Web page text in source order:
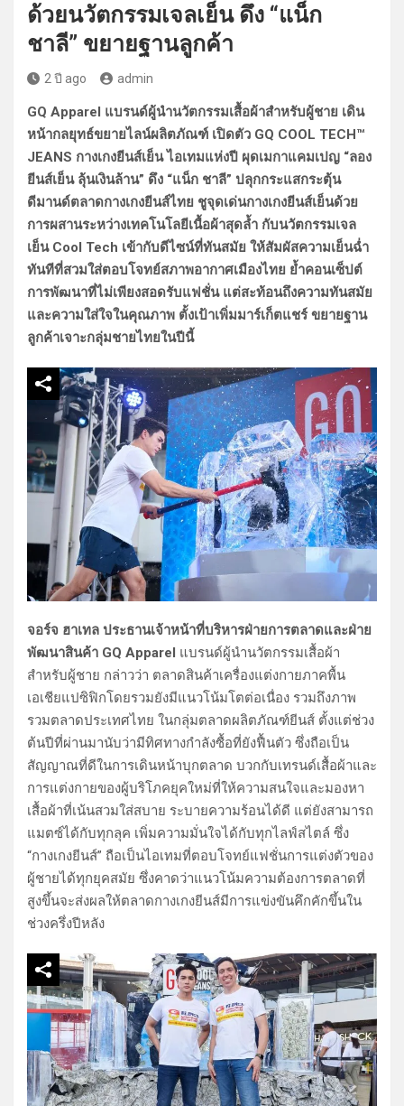
ด้วยนวัตกรรมเจลเย็น ดึง “แน็ก
ชาลี” ขยายฐานลูกค้า
2 ปี ago admin
GQ Apparel แบรนด์ผู้นำนวัตกรรมเสื้อผ้าสำหรับผู้ชาย เดิน
หน้ากลยุทธ์ขยายไลน์ผลิตภัณฑ์ เปิดตัว GQ COOL TECH™
JEANS กางเกงยีนส์เย็น ไอเทมแห่งปี ผุดเมกาแคมเปญ “ลอง
ยีนส์เย็น ลุ้นเงินล้าน” ดึง “แน็ก ชาลี” ปลุกกระแสกระตุ้น
ดีมานด์ตลาดกางเกงยีนส์ไทย ชูจุดเด่นกางเกงยีนส์เย็นด้วย
การผสานระหว่างเทคโนโลยีเนื้อผ้าสุดล้ำ กับนวัตกรรมเจล
เย็น Cool Tech เข้ากับดีไซน์ที่ทันสมัย ให้สัมผัสความเย็นฉ่ำ
ทันทีที่สวมใส่ตอบโจทย์สภาพอากาศเมืองไทย ย้ำคอนเซ็ปต์
การพัฒนาที่ไม่เพียงสอดรับแฟชั่น แต่สะท้อนถึงความทันสมัย
และความใส่ใจในคุณภาพ ตั้งเป้าเพิ่มมาร์เก็ตแชร์ ขยายฐาน
ลูกค้าเจาะกลุ่มชายไทยในปีนี้
จอร์จ ฮาเทล ประธานเจ้าหน้าที่บริหารฝ่ายการตลาดและฝ่าย
พัฒนาสินค้า GQ Apparel แบรนด์ผู้นำนวัตกรรมเสื้อผ้า
สำหรับผู้ชาย กล่าวว่า ตลาดสินค้าเครื่องแต่งกายภาคพื้น
เอเชียแปซิฟิกโดยรวมยังมีแนวโน้มโตต่อเนื่อง รวมถึงภาพ
รวมตลาดประเทศไทย ในกลุ่มตลาดผลิตภัณฑ์ยีนส์ ตั้งแต่ช่วง
ต้นปีที่ผ่านมานับว่ามีทิศทางกำลังซื้อที่ยังฟื้นตัว ซึ่งถือเป็น
สัญญาณที่ดีในการเดินหน้าบุกตลาด บวกกับเทรนด์เสื้อผ้าและ
การแต่งกายของผู้บริโภคยุคใหม่ที่ให้ความสนใจและมองหา
เสื้อผ้าที่เน้นสวมใส่สบาย ระบายความร้อนได้ดี แต่ยังสามารถ
แมตซ์ได้กับทุกลุค เพิ่มความมั่นใจได้กับทุกไลฟ์สไตล์ ซึ่ง
“กางเกงยีนส์” ถือเป็นไอเทมที่ตอบโจทย์แฟชั่นการแต่งตัวของ
ผู้ชายได้ทุกยุคสมัย ซึ่งคาดว่าแนวโน้มความต้องการตลาดที่
สูงขึ้นจะส่งผลให้ตลาดกางเกงยีนส์มีการแข่งขันคึกคักขึ้นใน
ช่วงครึ่งปีหลัง